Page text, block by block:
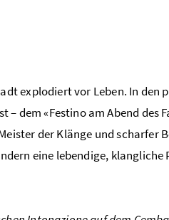
explodiert vor Leben. In den
dem «Festino am Abend des
der Klänge und scharfer
eine lebendige, klangliche